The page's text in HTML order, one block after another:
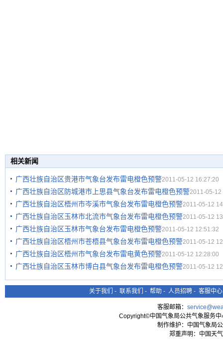
相关新闻
广西壮族自治区贵港市气象台发布雷电橙色预警2011-05-12 16:27:20
广西壮族自治区防城港市上思县气象台发布雷电橙色预警2011-05-12
广西壮族自治区梧州市岑溪市气象台发布雷电橙色预警2011-05-12
广西壮族自治区玉林市北流市气象台发布雷电橙色预警2011-05-12
广西壮族自治区玉林市气象台发布雷电橙色预警2011-05-12 12:51:32
广西壮族自治区梧州市苍梧县气象台发布雷电橙色预警2011-05-12
广西壮族自治区梧州市气象台发布雷电黄色预警2011-05-12 12:28:00
广西壮族自治区玉林市博白县气象台发布雷电橙色预警2011-05-12
关于我们 - 联系我们 - 帮助 - 人员招聘 - 客服中心
客服邮箱：
Copyright©中国气象局公共气象服务
制作维护：中国气象局
郑重声明：中国天